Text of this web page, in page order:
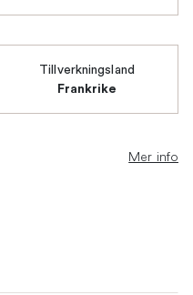
Tillverkningsland
Frankrike
Mer info